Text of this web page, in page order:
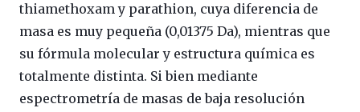
thiamethoxam y parathion, cuya diferencia de
masa es muy pequeña (0,01375 Da), mientras que
su fórmula molecular y estructura química es
totalmente distinta. Si bien mediante
espectrometría de masas de baja resolución